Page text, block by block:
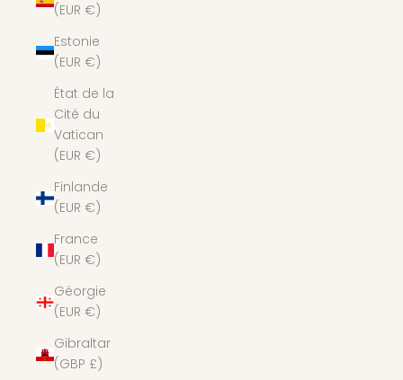
(EUR €)
Estonie
(EUR €)
État de la
Cité du
Vatican
(EUR €)
Finlande
(EUR €)
France
(EUR €)
Géorgie
(EUR €)
Gibraltar
(GBP £)